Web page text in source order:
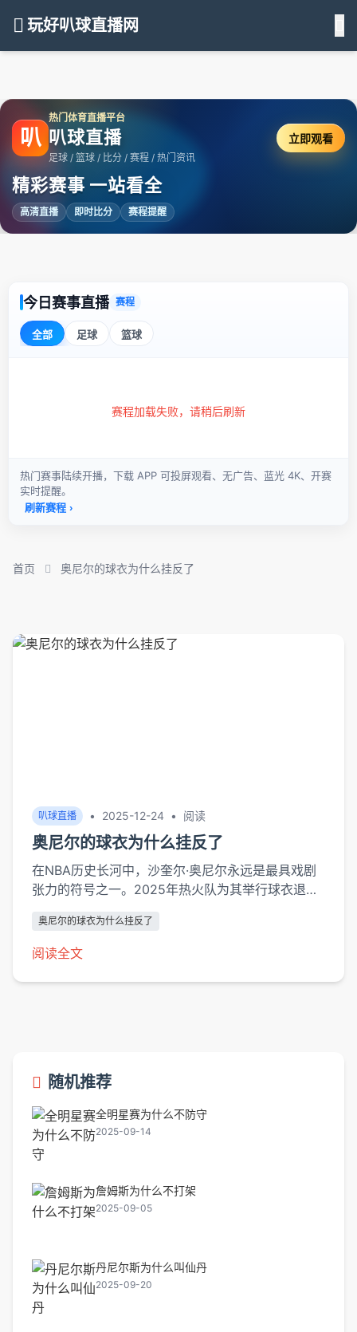
玩好叭球直播网
叭
热门体育直播平台
叭球直播
足球 / 篮球 / 比分 / 赛程 / 热门资讯
精彩赛事 一站看全
高清直播 即时比分 赛程提醒
立即观看
首页 奥尼尔的球衣为什么挂反了
叭球直播 • 2025-12-24 • 阅读
奥尼尔的球衣为什么挂反了
在NBA历史长河中，沙奎尔·奥尼尔永远是最具戏剧
张力的符号之一。2025年热火队为其举行球衣退役
亮相，这个看似失误的细节瞬间引爆社交媒体。这并
非简单的操作失误，而是融合了体育亚文化表达、个
业体育娱乐化时代...
奥尼尔的球衣为什么挂反了
阅读全文
随机推荐
全明星赛为什么不防守
2025-09-14
詹姆斯为什么不打架
2025-09-05
丹尼尔斯为什么叫仙丹
2025-09-20